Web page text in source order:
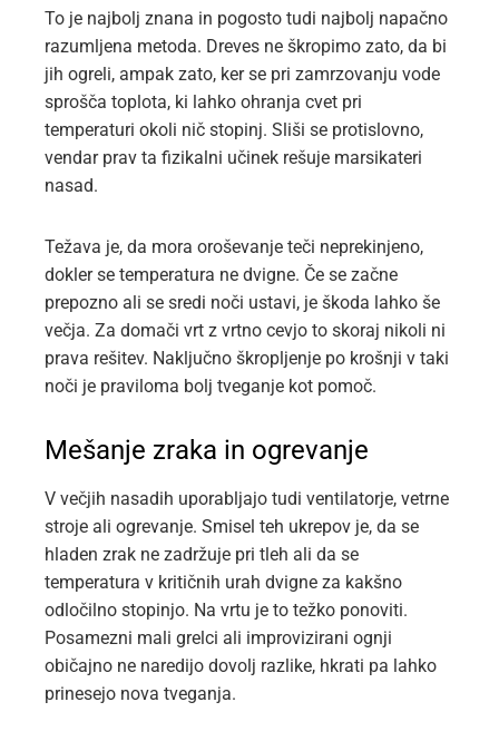
To je najbolj znana in pogosto tudi najbolj napačno
razumljena metoda. Dreves ne škropimo zato, da bi
jih ogreli, ampak zato, ker se pri zamrzovanju vode
sprošča toplota, ki lahko ohranja cvet pri
temperaturi okoli nič stopinj. Sliši se protislovno,
vendar prav ta fizikalni učinek rešuje marsikateri
nasad.
Težava je, da mora oroševanje teči neprekinjeno,
dokler se temperatura ne dvigne. Če se začne
prepozno ali se sredi noči ustavi, je škoda lahko še
večja. Za domači vrt z vrtno cevjo to skoraj nikoli ni
prava rešitev. Naključno škropljenje po krošnji v taki
noči je praviloma bolj tveganje kot pomoč.
Mešanje zraka in ogrevanje
V večjih nasadih uporabljajo tudi ventilatorje, vetrne
stroje ali ogrevanje. Smisel teh ukrepov je, da se
hladen zrak ne zadržuje pri tleh ali da se
temperatura v kritičnih urah dvigne za kakšno
odločilno stopinjo. Na vrtu je to težko ponoviti.
Posamezni mali grelci ali improvizirani ognji
običajno ne naredijo dovolj razlike, hkrati pa lahko
prinesejo nova tveganja.